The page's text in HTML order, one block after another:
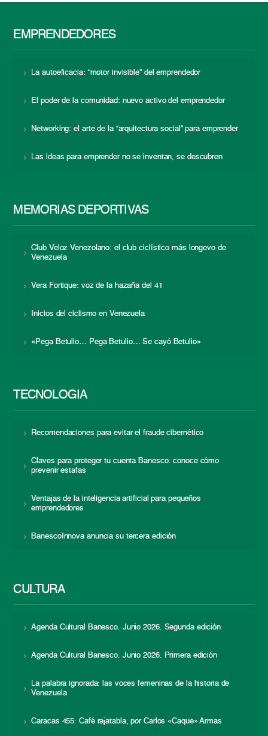
EMPRENDEDORES
La autoeficacia: “motor invisible” del emprendedor
El poder de la comunidad: nuevo activo del emprendedor
Networking: el arte de la “arquitectura social” para emprender
Las ideas para emprender no se inventan, se descubren
MEMORIAS DEPORTIVAS
Club Veloz Venezolano: el club ciclístico más longevo de
Venezuela
Vera Fortique: voz de la hazaña del 41
Inicios del ciclismo en Venezuela
«Pega Betulio… Pega Betulio… Se cayó Betulio»
TECNOLOGÍA
Recomendaciones para evitar el fraude cibernético
Claves para proteger tu cuenta Banesco: conoce cómo
prevenir estafas
Ventajas de la inteligencia artificial para pequeños
emprendedores
BanescoInnova anuncia su tercera edición
CULTURA
Agenda Cultural Banesco. Junio 2026. Segunda edición
Agenda Cultural Banesco. Junio 2026. Primera edición
La palabra ignorada: las voces femeninas de la historia de
Venezuela
Caracas 455: Café rajatabla, por Carlos «Caque» Armas